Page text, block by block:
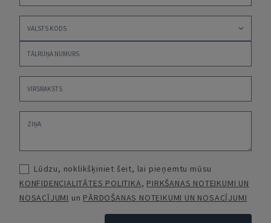
Lūdzu, noklikšķiniet šeit, lai pieņemtu mūsu
KONFIDENCIALITĀTES POLITIKA, PIRKŠANAS NOTEIKUMI UN
NOSACĪJUMI un PĀRDOŠANAS NOTEIKUMI UN NOSACĪJUMI